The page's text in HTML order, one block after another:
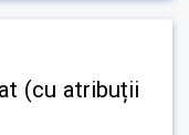
(cu atribuții